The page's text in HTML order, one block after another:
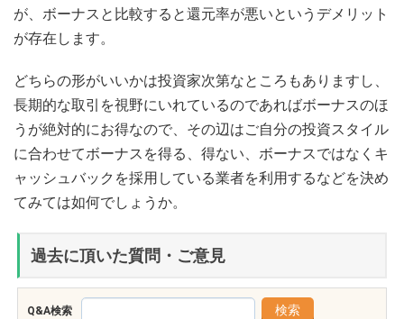
が、ボーナスと比較すると還元率が悪いというデメリット
が存在します。
どちらの形がいいかは投資家次第なところもありますし、
長期的な取引を視野にいれているのであればボーナスのほ
うが絶対的にお得なので、その辺はご自分の投資スタイル
に合わせてボーナスを得る、得ない、ボーナスではなくキ
ャッシュバックを採用している業者を利用するなどを決め
てみては如何でしょうか。
過去に頂いた質問・ご意見
Q&A検索